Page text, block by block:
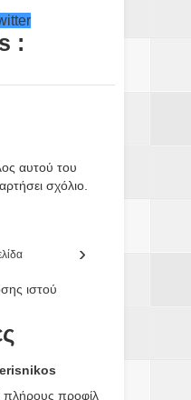
:
αυτού του
σχόλιο.
›
ιστού
προφίλ